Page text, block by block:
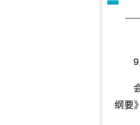
纲要